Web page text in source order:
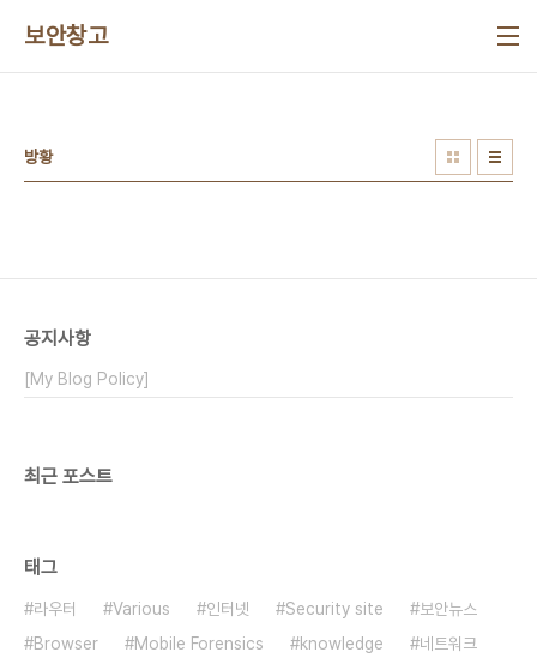
보안창고
방황
공지사항
[My Blog Policy]
최근 포스트
태그
라우터 Various 인터넷 Security site
보안뉴스
Browser
Mobile Forensics knowledge
네트워크